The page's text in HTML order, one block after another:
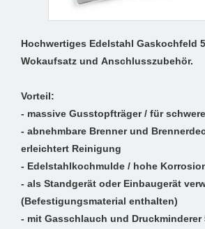
Hochwertiges Edelstahl Gaskochfeld
Wokaufsatz und Anschlusszubehör.
Vorteil:
- massive Gusstopfträger / für
- abnehmbare Brenner und
erleichtert Reinigung
- Edelstahlkochmulde / hohe
- als Standgerät oder Einbaugerät
(Befestigungsmaterial enthalten)
- mit Gasschlauch und Druckminderer